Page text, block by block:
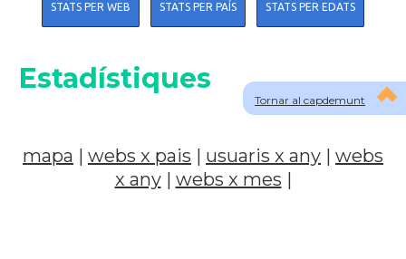
Tornar al capdemunt
STATS PER WEB STATS PER PAÍS STATS PER EDATS
Estadístiques
mapa | webs x pais | usuaris x any | webs
x any| webs x mes |